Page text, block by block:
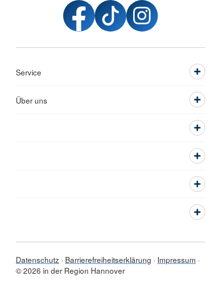
Service
Über uns
Datenschutz Barrierefreiheitserklärung
Impressum
© 2026 in der Region Hannover